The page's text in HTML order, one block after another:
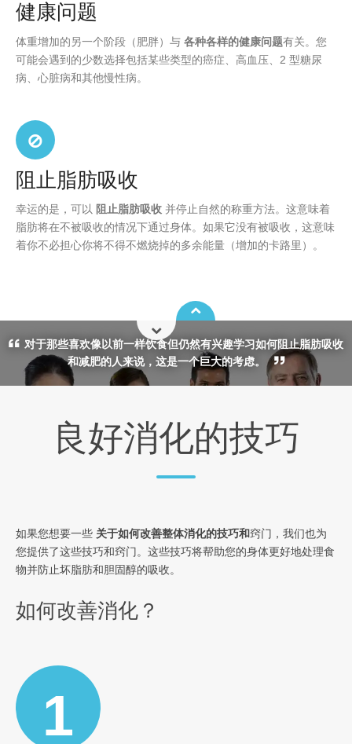
健康问题
体重增加的另一个阶段（肥胖）与 各种各样的健康问题有关。您
可能会遇到的少数选择包括某些类型的癌症、高血压、2 型糖尿
病、心脏病和其他慢性病。
阻止脂肪吸收
幸运的是，可以 阻止脂肪吸收 并停止自然的称重方法。这意味着
脂肪将在不被吸收的情况下通过身体。如果它没有被吸收，这意味
着你不必担心你将不得不燃烧掉的多余能量（增加的卡路里）。
对于那些喜欢像以前一样饮食但仍然有兴趣学习如何阻止脂肪吸收
和减肥的人来说，这是一个巨大的考虑。
良好消化的技巧
如果您想要一些 关于如何改善整体消化的技巧和窍门，我们也为
您提供了这些技巧和窍门。这些技巧将帮助您的身体更好地处理食
物并防止坏脂肪和胆固醇的吸收。
如何改善消化？
1